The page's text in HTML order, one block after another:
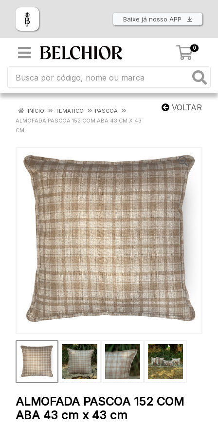
Baixe já nosso APP
0
VOLTAR
INÍCIO TEMATICO
PASCOA
ALMOFADA PASCOA 152 COM ABA 43 CM X 43
CM
ALMOFADA PASCOA 152 COM
ABA 43 cm x 43 cm